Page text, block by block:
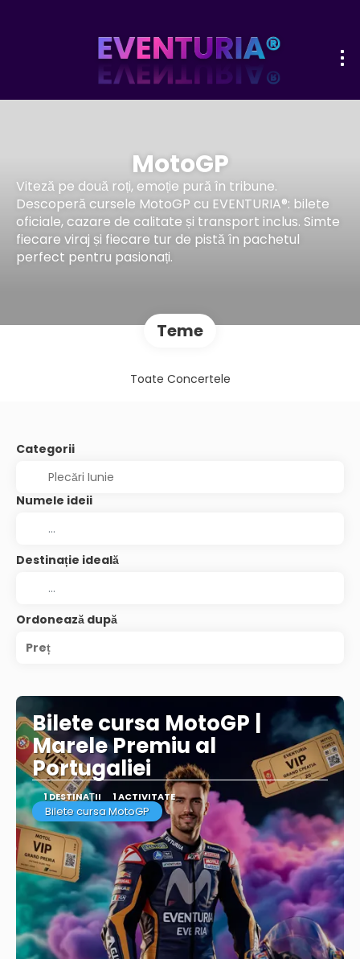
MotoGP
Viteză pe două roți, emoție pură în tribune.
Descoperă cursele MotoGP cu EVENTURIA®: bilete
oficiale, cazare de calitate și transport inclus. Simte
fiecare viraj și fiecare tur de pistă în pachetul
perfect pentru pasionați.
Teme
Toate Concertele
Categorii
Numele ideii
Destinație ideală
Ordonează după
Preț
Bilete cursa MotoGP |
Marele Premiu al
Portugaliei
1 DESTINAŢII 1 ACTIVITATE
Bilete cursa MotoGP